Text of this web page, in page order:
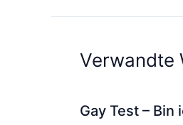
Verwandte
Gay Test –